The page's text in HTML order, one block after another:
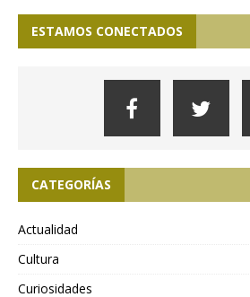
ESTAMOS CONECTADOS
CATEGORÍAS
Actualidad
Cultura
Curiosidades